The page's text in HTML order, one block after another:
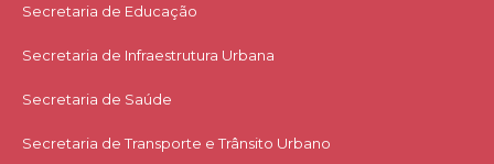
Secretaria de Educação
Secretaria de Infraestrutura Urbana
Secretaria de Saúde
Secretaria de Transporte e Trânsito Urbano